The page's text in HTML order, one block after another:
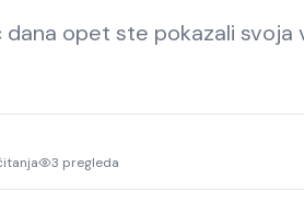
dana opet ste pokazali
3 pregleda